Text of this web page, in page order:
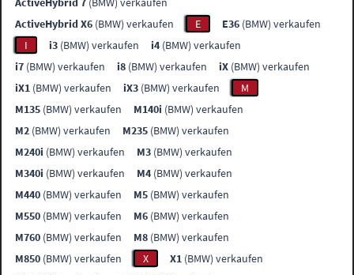
ActiveHybrid X6 (BMW) verkaufen E E36 (BMW) verkaufen
I
i3 (BMW) verkaufen i4 (BMW) verkaufen
i7 (BMW) verkaufen i8 (BMW) verkaufen iX (BMW) verkaufen
iX1 (BMW) verkaufen iX3 (BMW) verkaufen
M
M135 (BMW) verkaufen M140i (BMW) verkaufen
M2 (BMW) verkaufen M235 (BMW) verkaufen
M240i (BMW) verkaufen M3 (BMW) verkaufen
M340i (BMW) verkaufen M4 (BMW) verkaufen
M440 (BMW) verkaufen M5 (BMW) verkaufen
M550 (BMW) verkaufen M6 (BMW) verkaufen
M760 (BMW) verkaufen M8 (BMW) verkaufen
M850 (BMW) verkaufen X X1 (BMW) verkaufen